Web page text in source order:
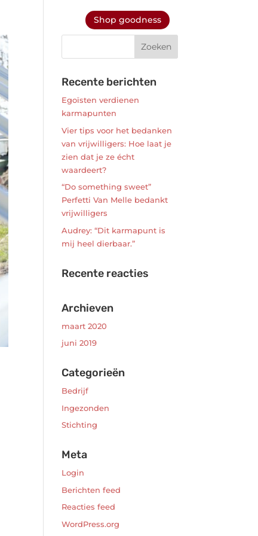
Shop goodness
Recente berichten
Egoïsten verdienen
karmapunten
Vier tips voor het bedanken
van vrijwilligers: Hoe laat je
zien dat je ze écht
waardeert?
“Do something sweet”
Perfetti Van Melle bedankt
vrijwilligers
Audrey: “Dit karmapunt is
mij heel dierbaar.”
Recente reacties
Archieven
maart 2020
juni 2019
Categorieën
Bedrijf
Ingezonden
Stichting
Meta
Login
Berichten feed
Reacties feed
WordPress.org